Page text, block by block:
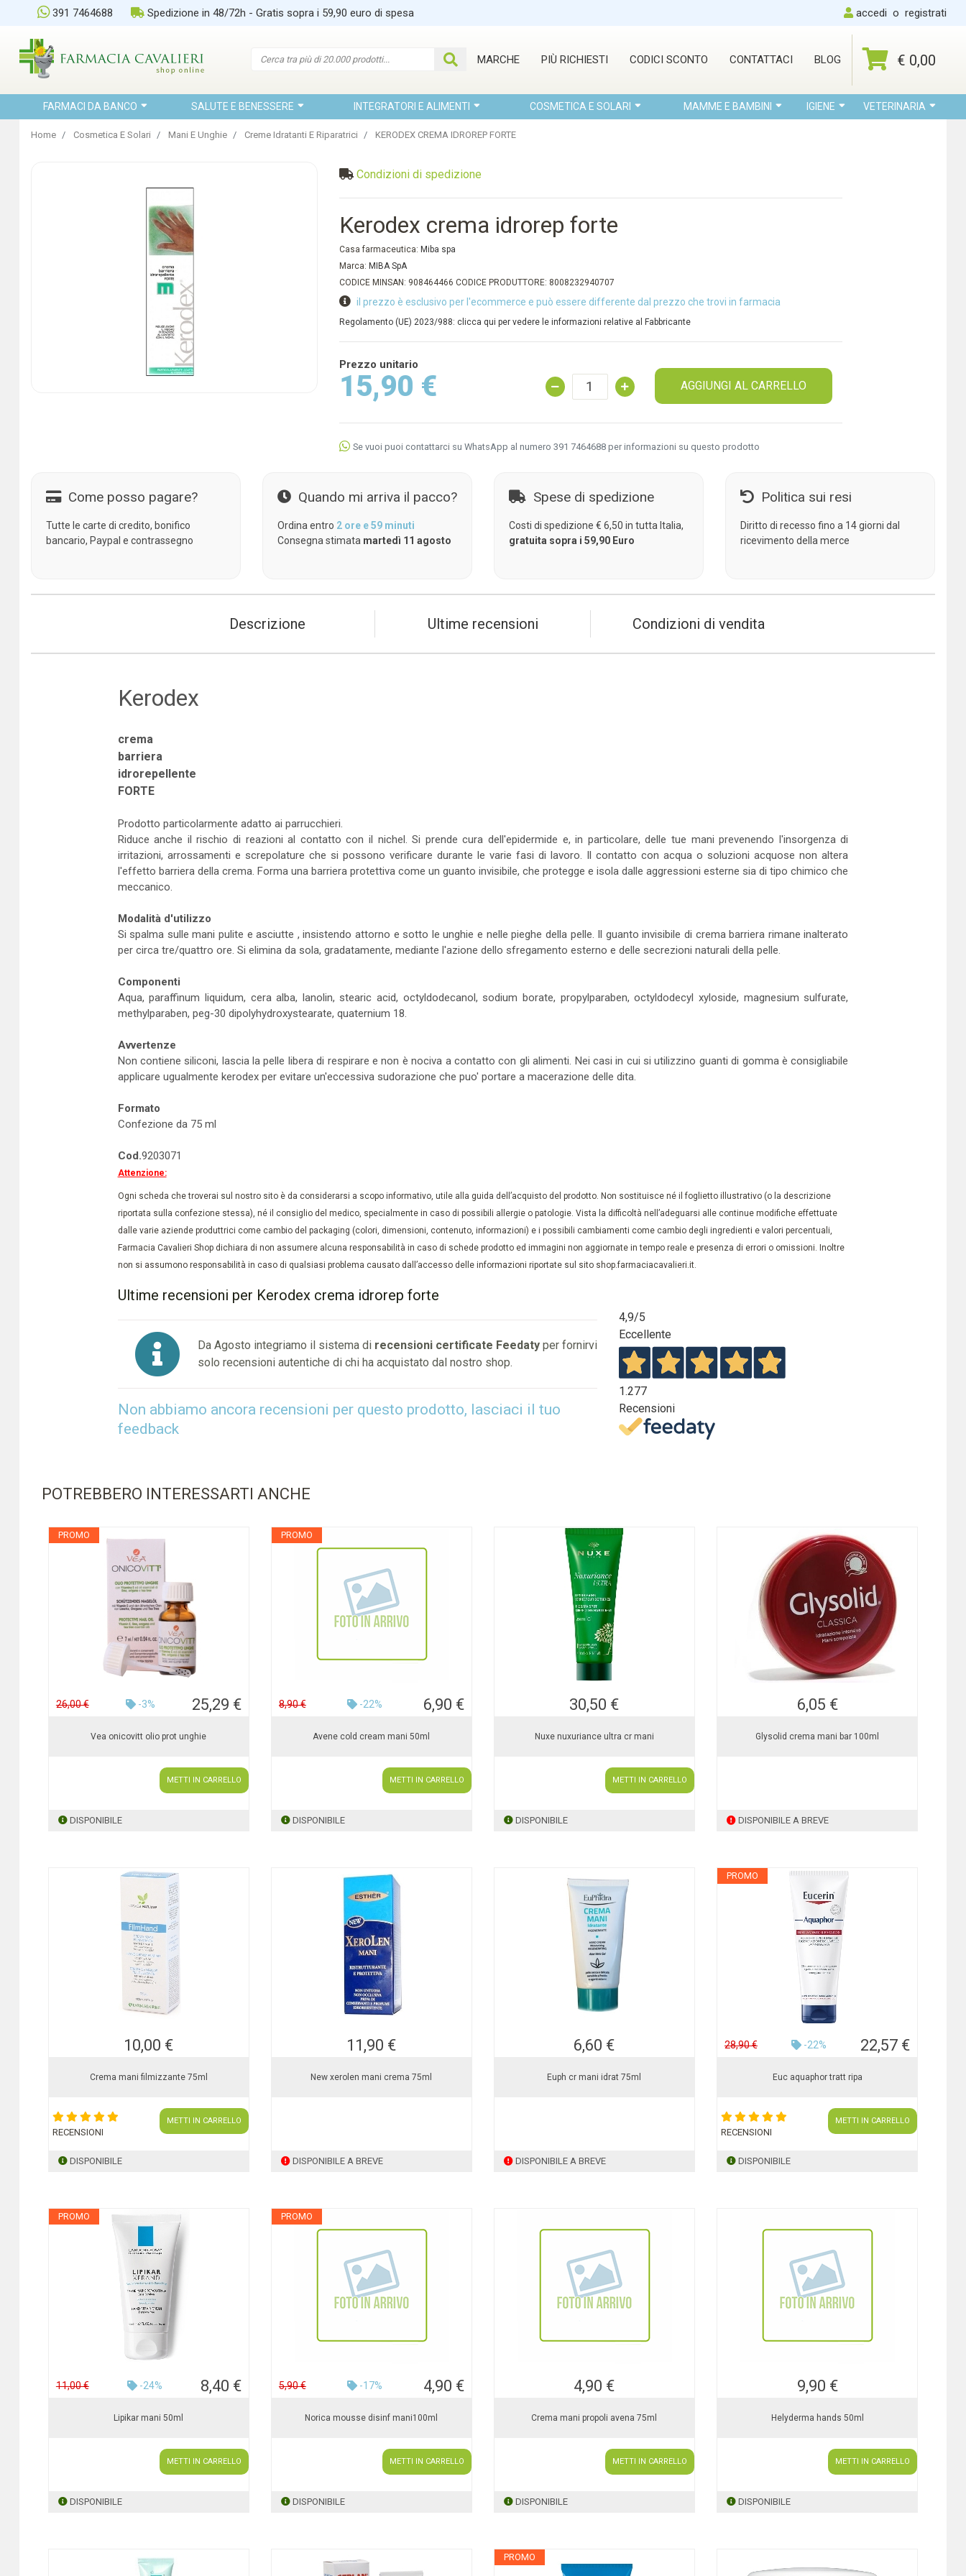
391 7464688 Spedizione in 48/72h - Gratis sopra i 59,90 euro di spesa accedi o registrati
MARCHE PIÙ RICHIESTI CODICI SCONTO CONTATTACI BLOG € 0,00
FARMACI DA BANCO SALUTE E BENESSERE INTEGRATORI E ALIMENTI COSMETICA E SOLARI MAMME E BAMBINI IGIENE VETERINARIA
Home Cosmetica E Solari Mani E Unghie Creme Idratanti E Riparatrici KERODEX CREMA IDROREP FORTE
Condizioni di spedizione
Kerodex crema idrorep forte
Casa farmaceutica: Miba spa
Marca: MIBA SpA
CODICE MINSAN: 908464466 CODICE PRODUTTORE: 8008232940707
il prezzo è esclusivo per l'ecommerce e può essere differente dal prezzo che trovi in farmacia
Regolamento (UE) 2023/988: clicca qui per vedere le informazioni relative al Fabbricante
Prezzo unitario
15,90 € AGGIUNGI AL CARRELLO
Se vuoi puoi contattarci su WhatsApp al numero 391 7464688 per informazioni su questo prodotto
Come posso pagare?
Tutte le carte di credito, bonifico
bancario, Paypal e contrassegno
Quando mi arriva il pacco?
Ordina entro 2 ore e 59 minuti
Consegna stimata martedì 11 agosto
Spese di spedizione
Costi di spedizione € 6,50 in tutta Italia,
gratuita sopra i 59,90 Euro
Politica sui resi
Diritto di recesso fino a 14 giorni dal
ricevimento della merce
Descrizione Ultime recensioni Condizioni di vendita
Kerodex
crema
barriera
idrorepellente
FORTE
Prodotto particolarmente adatto ai parrucchieri.
Riduce anche il rischio di reazioni al contatto con il nichel. Si prende cura dell'epidermide e, in particolare, delle tue mani prevenendo l'insorgenza di
irritazioni, arrossamenti e screpolature che si possono verificare durante le varie fasi di lavoro. Il contatto con acqua o soluzioni acquose non altera
l'effetto barriera della crema. Forma una barriera protettiva come un guanto invisibile, che protegge e isola dalle aggressioni esterne sia di tipo chimico che
meccanico.
Modalità d'utilizzo
Si spalma sulle mani pulite e asciutte , insistendo attorno e sotto le unghie e nelle pieghe della pelle. Il guanto invisibile di crema barriera rimane inalterato
per circa tre/quattro ore. Si elimina da sola, gradatamente, mediante l'azione dello sfregamento esterno e delle secrezioni naturali della pelle.
Componenti
Aqua, paraffinum liquidum, cera alba, lanolin, stearic acid, octyldodecanol, sodium borate, propylparaben, octyldodecyl xyloside, magnesium sulfurate,
methylparaben, peg-30 dipolyhydroxystearate, quaternium 18.
Avvertenze
Non contiene siliconi, lascia la pelle libera di respirare e non è nociva a contatto con gli alimenti. Nei casi in cui si utilizzino guanti di gomma è consigliabile
applicare ugualmente kerodex per evitare un'eccessiva sudorazione che puo' portare a macerazione delle dita.
Formato
Confezione da 75 ml
Cod.9203071
Attenzione:
Ogni scheda che troverai sul nostro sito è da considerarsi a scopo informativo, utile alla guida dell’acquisto del prodotto. Non sostituisce né il foglietto illustrativo (o la descrizione
riportata sulla confezione stessa), né il consiglio del medico, specialmente in caso di possibili allergie o patologie. Vista la difficoltà nell’adeguarsi alle continue modifiche effettuate
dalle varie aziende produttrici come cambio del packaging (colori, dimensioni, contenuto, informazioni) e i possibili cambiamenti come cambio degli ingredienti e valori percentuali,
Farmacia Cavalieri Shop dichiara di non assumere alcuna responsabilità in caso di schede prodotto ed immagini non aggiornate in tempo reale e presenza di errori o omissioni. Inoltre
non si assumono responsabilità in caso di qualsiasi problema causato dall’accesso delle informazioni riportate sul sito shop.farmaciacavalieri.it.
Ultime recensioni per Kerodex crema idrorep forte
Da Agosto integriamo il sistema di recensioni certificate Feedatyper fornirvi
solo recensioni autentiche di chi ha acquistato dal nostro shop.
Non abbiamo ancora recensioni per questo prodotto, lasciaci il tuo
feedback
4,9/5
Eccellente
1.277
Recensioni
POTREBBERO INTERESSARTI ANCHE
PROMO
26,00 € -3% 25,29 €
Vea onicovitt olio prot unghie
METTI IN CARRELLO
DISPONIBILE
PROMO
8,90 € -22% 6,90 €
Avene cold cream mani 50ml
METTI IN CARRELLO
DISPONIBILE
30,50 €
Nuxe nuxuriance ultra cr mani
METTI IN CARRELLO
DISPONIBILE
6,05 €
Glysolid crema mani bar 100ml
DISPONIBILE A BREVE
10,00 €
Crema mani filmizzante 75ml
RECENSIONI
METTI IN CARRELLO
DISPONIBILE
11,90 €
New xerolen mani crema 75ml
DISPONIBILE A BREVE
6,60 €
Euph cr mani idrat 75ml
DISPONIBILE A BREVE
PROMO
28,90 € -22% 22,57 €
Euc aquaphor tratt ripa
RECENSIONI
METTI IN CARRELLO
DISPONIBILE
PROMO
11,00 € -24% 8,40 €
Lipikar mani 50ml
METTI IN CARRELLO
DISPONIBILE
PROMO
5,90 € -17% 4,90 €
Norica mousse disinf mani100ml
METTI IN CARRELLO
DISPONIBILE
4,90 €
Crema mani propoli avena 75ml
METTI IN CARRELLO
DISPONIBILE
9,90 €
Helyderma hands 50ml
METTI IN CARRELLO
DISPONIBILE
PROMO